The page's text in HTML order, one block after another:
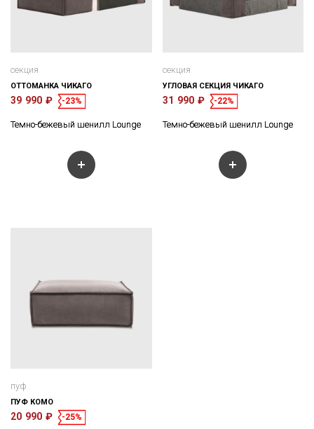
секция
ОТТОМАНКА ЧИКАГО
39 990 ₽ -23%
Темно-бежевый шенилл Lounge
секция
УГЛОВАЯ СЕКЦИЯ ЧИКАГО
31 990 ₽ -22%
Темно-бежевый шенилл Lounge
пуф
ПУФ КОМО
20 990 ₽ -25%